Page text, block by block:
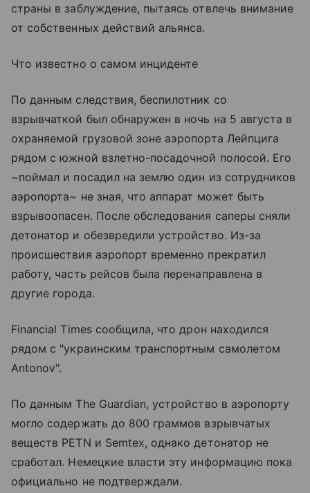
страны в заблуждение, пытаясь отвлечь внимание
от собственных действий альянса.
Что известно о самом инциденте
По данным следствия, беспилотник со
взрывчаткой был обнаружен в ночь на 5 августа в
охраняемой грузовой зоне аэропорта Лейпцига
рядом с южной взлетно-посадочной полосой. Его
~поймал и посадил на землю один из сотрудников
аэропорта~ не зная, что аппарат может быть
взрывоопасен. После обследования саперы сняли
детонатор и обезвредили устройство. Из-за
происшествия аэропорт временно прекратил
работу, часть рейсов была перенаправлена в
другие города.
Financial Times сообщила, что дрон находился
рядом с "украинским транспортным самолетом
Antonov".
По данным The Guardian, устройство в аэропорту
могло содержать до 800 граммов взрывчатых
веществ PETN и Semtex, однако детонатор не
сработал. Немецкие власти эту информацию пока
официально не подтверждали.